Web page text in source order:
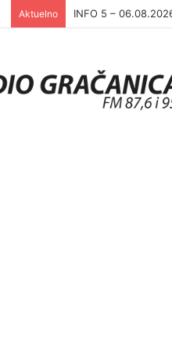
Aktuelno INFO 5 –